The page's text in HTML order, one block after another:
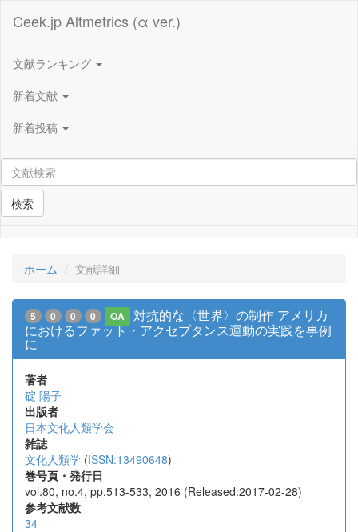
Ceek.jp Altmetrics (α ver.)
文献ランキング
新着文献
新着投稿
検索
ホーム 文献詳細
5 0 0 0 OA
対抗的な〈世界〉の制作 アメリカ
におけるファット・アクセプタンス運動の実践を事例
に
著者
碇 陽子
出版者
日本文化人類学会
雑誌
文化人類学 (ISSN:13490648)
巻号頁・発行日
vol.80, no.4, pp.513-533, 2016 (Released:2017-02-28)
参考文献数
34